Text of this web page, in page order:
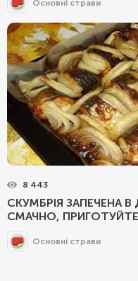
Основні страви
8 443
СКУМБРІЯ ЗАПЕЧЕНА
СМАЧНО,
Основні страви